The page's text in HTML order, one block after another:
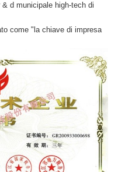
d municipale high-tech di
come "la chiave di impresa